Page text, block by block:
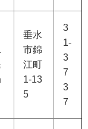
垂水
市錦
江町
1-13
5
3
1-
3
7
3
7